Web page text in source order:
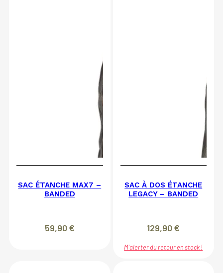
SAC ÉTANCHE MAX7 –
BANDED
59,90 €
SAC À DOS ÉTANCHE
LEGACY – BANDED
129,90€
M'alerter du retour en stock !